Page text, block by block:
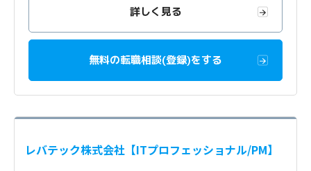
詳しく見る
無料の転職相談(登録)をする
レバテック株式会社【ITプロフェッショナル/PM】